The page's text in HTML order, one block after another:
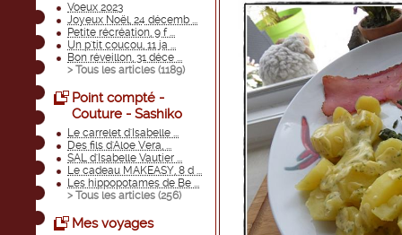
Voeux 2023
Joyeux Noël, 24 décemb ...
Petite récréation, 9 f ...
Un p'tit coucou, 11 ja ...
Bon réveillon, 31 déce ...
> Tous les articles (1189)
Point compté -
Couture - Sashiko
Le carrelet d'Isabelle ...
Des fils d'Aloe Vera, ...
SAL d'Isabelle Vautier ...
Le cadeau MAKEASY, 8 d ...
Les hippopotames de Be ...
> Tous les articles (256)
Mes voyages